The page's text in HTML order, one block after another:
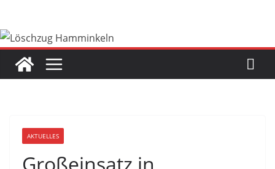
springen
AKTUELLES